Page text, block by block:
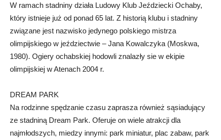
W ramach stadniny działa Ludowy Klub Jeździecki Ochaby,
który istnieje już od ponad 65 lat. Z historią klubu i stadniny
związane jest nazwisko jedynego polskiego mistrza
olimpijskiego w jeździectwie – Jana Kowalczyka (Moskwa,
1980). Ogiery ochabskiej hodowli znalazły sie w ekipie
olimpijskiej w Atenach 2004 r.
DREAM PARK
Na rodzinne spędzanie czasu zaprasza również sąsiadujący
ze stadniną Dream Park. Oferuje on wiele atrakcji dla
najmłodszych, miedzy innymi: park miniatur, plac zabaw, park